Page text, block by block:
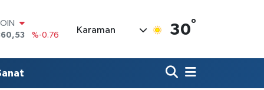
%0.17
%0.02
Karaman 30°